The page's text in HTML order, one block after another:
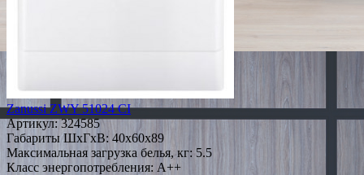
Zanussi ZWY 51024 CI
Артикул:324585
Габариты ШxГxВ: 40x60x89
Максимальная загрузка белья, кг: 5.5
Класс энергопотребления: A++